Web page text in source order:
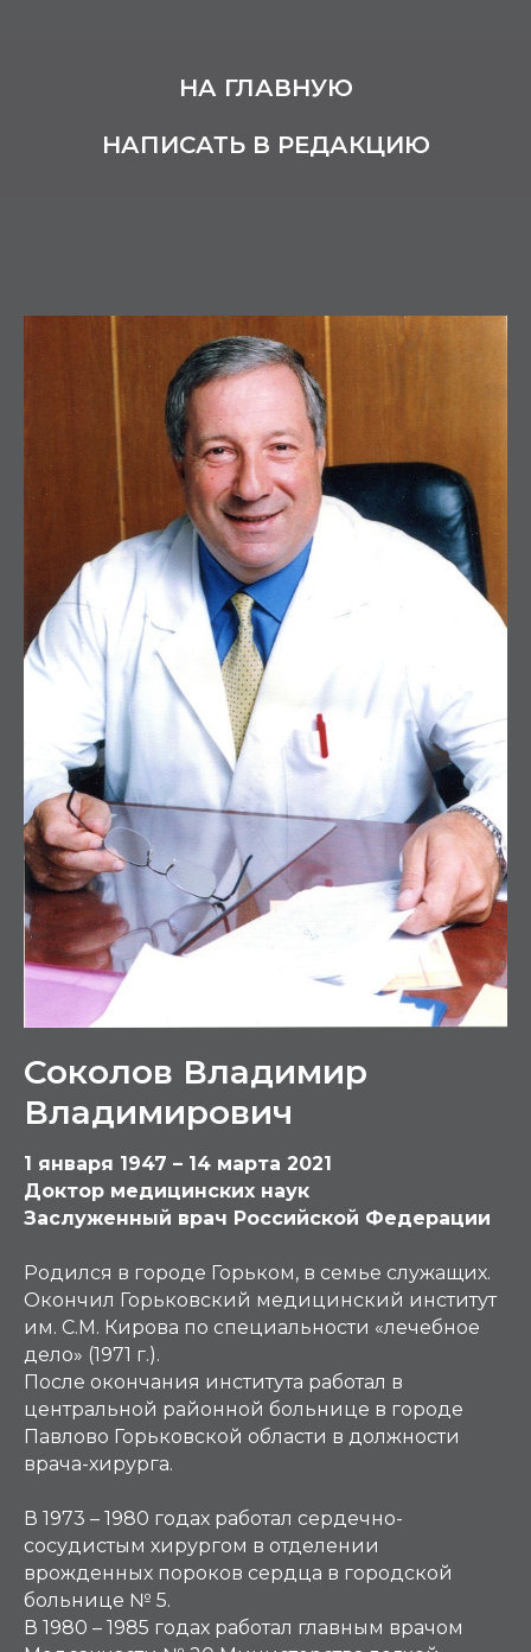
НА ГЛАВНУЮ
НАПИСАТЬ В РЕДАКЦИЮ
Соколов Владимир
Владимирович
1 января 1947 – 14 марта 2021
Доктор медицинских наук
Заслуженный врач Российской Федерации
Родился в городе Горьком, в семье служащих.
Окончил Горьковский медицинский институт
им. С.М. Кирова по специальности «лечебное
дело» (1971 г.).
После окончания института работал в
центральной районной больнице в городе
Павлово Горьковской области в должности
врача-хирурга.
В 1973 – 1980 годах работал сердечно-
сосудистым хирургом в отделении
врожденных пороков сердца в городской
больнице № 5.
В 1980 – 1985 годах работал главным врачом